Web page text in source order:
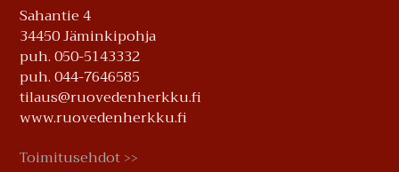
Sahantie 4
34450 Jäminkipohja
puh. 050-5143332
puh. 044-7646585
tilaus@ruovedenherkku.fi
www.ruovedenherkku.fi
Toimitusehdot >>